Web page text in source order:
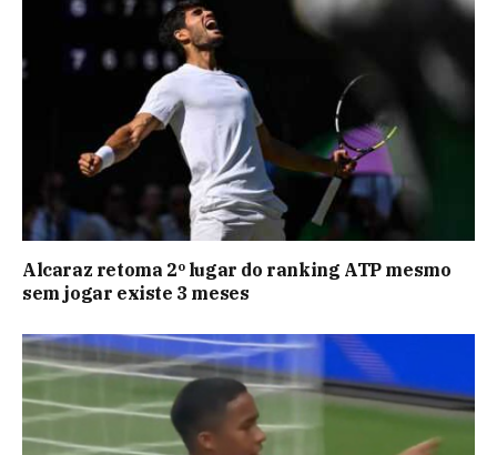
Alcaraz retoma 2º lugar do ranking ATP mesmo
sem jogar existe 3 meses